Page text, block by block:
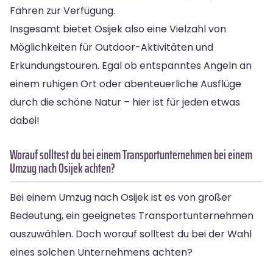
Fähren zur Verfügung.
Insgesamt bietet Osijek also eine Vielzahl von
Möglichkeiten für Outdoor-Aktivitäten und
Erkundungstouren. Egal ob entspanntes Angeln an
einem ruhigen Ort oder abenteuerliche Ausflüge
durch die schöne Natur – hier ist für jeden etwas
dabei!
Worauf solltest du bei einem Transportunternehmen bei einem
Umzug nach Osijek achten?
Bei einem Umzug nach Osijek ist es von großer
Bedeutung, ein geeignetes Transportunternehmen
auszuwählen. Doch worauf solltest du bei der Wahl
eines solchen Unternehmens achten?